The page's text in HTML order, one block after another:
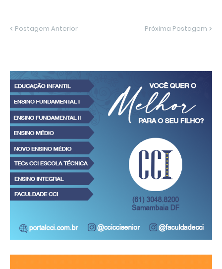
Postagem Anterior Próxima Postagem